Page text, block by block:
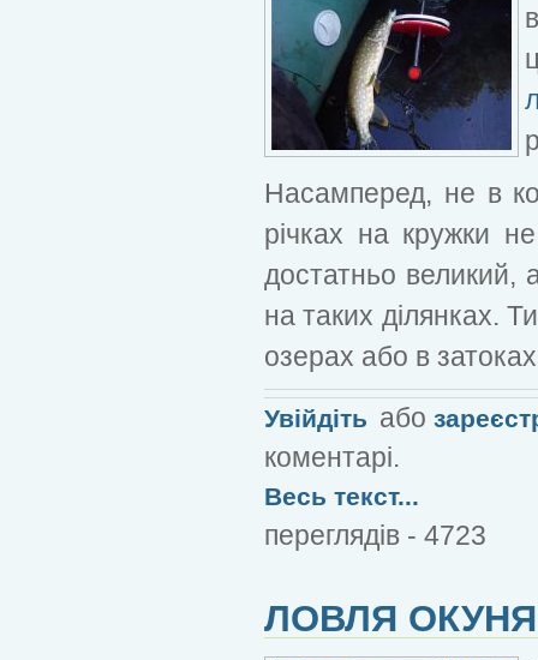
Насамперед, не в
річках на кружки
достатньо великий,
на таких ділянках.
озерах або в
Увійдіть або
коментарі.
Весь текст...
переглядів - 4723
ЛОВЛЯ